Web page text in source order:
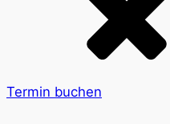
Termin buchen